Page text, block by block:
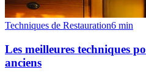
Techniques de Restauration6 min
Les meilleures techniques
anciens